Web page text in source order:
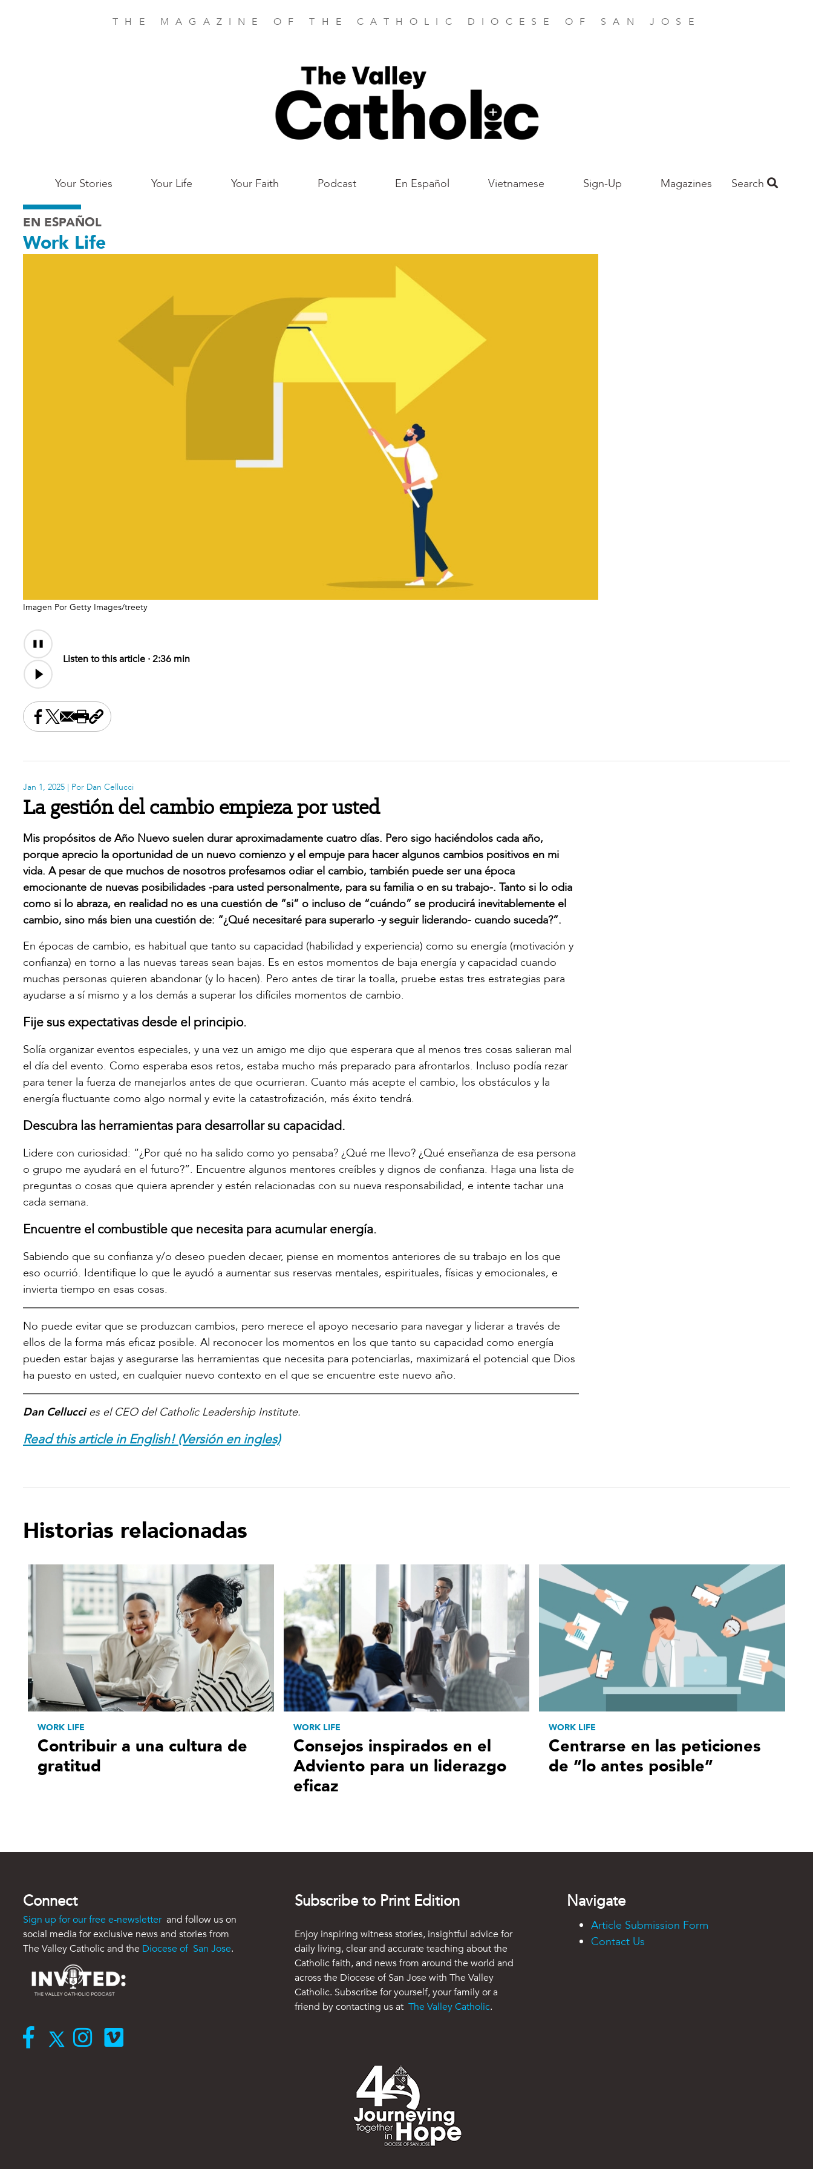
THE MAGAZINE OF THE CATHOLIC DIOCESE OF SAN JOSE
Main
San
Jose
Your Stories Your Life Your Faith Podcast En Español Vietnamese Sign-Up Magazines Search
EN ESPAÑOL
Work Life
Imagen Por Getty Images/treety
Audio
Content
Listen to this article ·2:36 min
Share this on Facebook
Share this on X
Share this by email
Print this page
Copy the page address
Jan 1, 2025 | Por Dan Cellucci
La gestión del cambio empieza por usted
Mis propósitos de Año Nuevo suelen durar aproximadamente cuatro días. Pero sigo haciéndolos cada año,
porque aprecio la oportunidad de un nuevo comienzo y el empuje para hacer algunos cambios positivos en mi
vida. A pesar de que muchos de nosotros profesamos odiar el cambio, también puede ser una época
emocionante de nuevas posibilidades -para usted personalmente, para su familia o en su trabajo-. Tanto si lo odia
como si lo abraza, en realidad no es una cuestión de “si” o incluso de “cuándo” se producirá inevitablemente el
cambio, sino más bien una cuestión de: “¿Qué necesitaré para superarlo -y seguir liderando- cuando suceda?”.
En épocas de cambio, es habitual que tanto su capacidad (habilidad y experiencia) como su energía (motivación y
confianza) en torno a las nuevas tareas sean bajas. Es en estos momentos de baja energía y capacidad cuando
muchas personas quieren abandonar (y lo hacen). Pero antes de tirar la toalla, pruebe estas tres estrategias para
ayudarse a sí mismo y a los demás a superar los difíciles momentos de cambio.
Fije sus expectativas desde el principio.
Solía organizar eventos especiales, y una vez un amigo me dijo que esperara que al menos tres cosas salieran mal
el día del evento. Como esperaba esos retos, estaba mucho más preparado para afrontarlos. Incluso podía rezar
para tener la fuerza de manejarlos antes de que ocurrieran. Cuanto más acepte el cambio, los obstáculos y la
energía fluctuante como algo normal y evite la catastrofización, más éxito tendrá.
Descubra las herramientas para desarrollar su capacidad.
Lidere con curiosidad: “¿Por qué no ha salido como yo pensaba? ¿Qué me llevo? ¿Qué enseñanza de esa persona
o grupo me ayudará en el futuro?”. Encuentre algunos mentores creíbles y dignos de confianza. Haga una lista de
preguntas o cosas que quiera aprender y estén relacionadas con su nueva responsabilidad, e intente tachar una
cada semana.
Encuentre el combustible que necesita para acumular energía.
Sabiendo que su confianza y/o deseo pueden decaer, piense en momentos anteriores de su trabajo en los que
eso ocurrió. Identifique lo que le ayudó a aumentar sus reservas mentales, espirituales, físicas y emocionales, e
invierta tiempo en esas cosas.
No puede evitar que se produzcan cambios, pero merece el apoyo necesario para navegar y liderar a través de
ellos de la forma más eficaz posible. Al reconocer los momentos en los que tanto su capacidad como energía
pueden estar bajas y asegurarse las herramientas que necesita para potenciarlas, maximizará el potencial que Dios
ha puesto en usted, en cualquier nuevo contexto en el que se encuentre este nuevo año.
Dan Celluccies el CEO del Catholic Leadership Institute.
Read this article in English! (Versión en ingles)
Historias relacionadas
WORK LIFE
Contribuir a una cultura de
gratitud
WORK LIFE
Consejos inspirados en el
Adviento para un liderazgo
eficaz
WORK LIFE
Centrarse en las peticiones
de “lo antes posible”
Connect
Sign up for our free e-newsletter and follow us on
social media for exclusive news and stories from
The Valley Catholic and the Diocese of San Jose.
Subscribe to Print Edition
Enjoy inspiring witness stories, insightful advice for
daily living, clear and accurate teaching about the
Catholic faith, and news from around the world and
across the Diocese of San Jose with The Valley
Catholic. Subscribe for yourself, your family or a
friend by contacting us at The Valley Catholic.
Navigate
Article Submission Form
Contact Us